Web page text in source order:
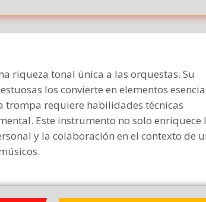
riqueza tonal única a las orquestas. Su
los convierte en elementos
trompa requiere habilidades técnicas
Este instrumento no solo enriquece
y la colaboración en el contexto de